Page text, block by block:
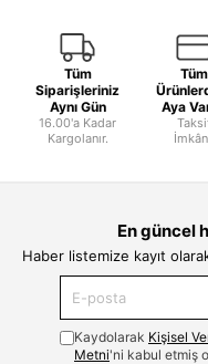
Tüm
Siparişleriniz
Aynı Gün
16.00'a Kadar
Kargolanır.
Tüm
Aya
En güncel
Haber listemize kayıt
Kaydolarak Kişisel
Metni'ni kabul etmiş